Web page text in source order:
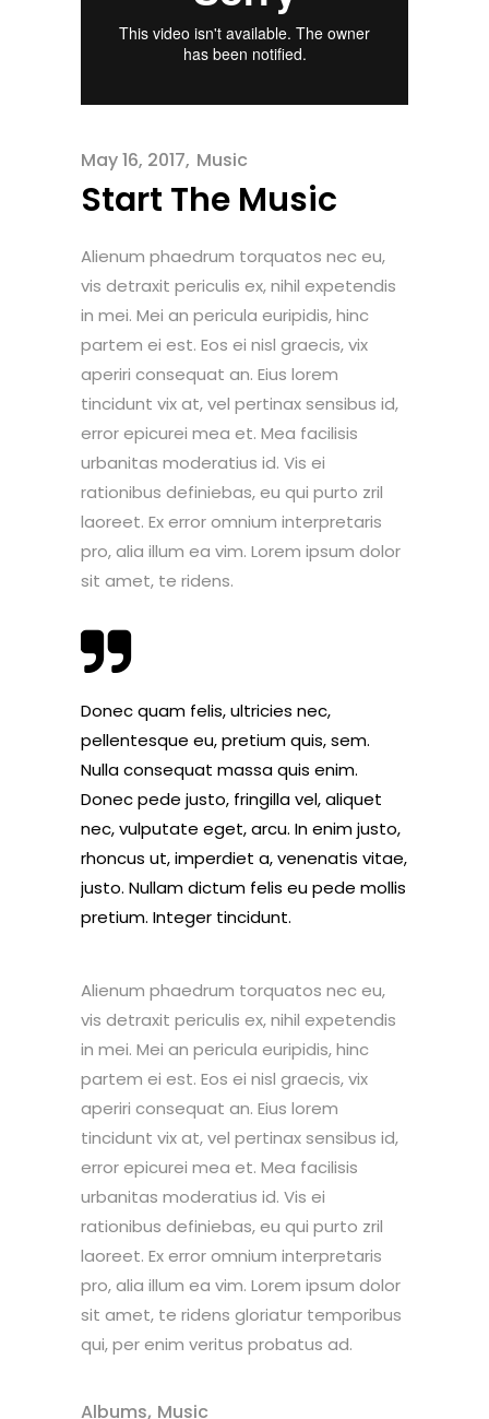
May 16, 2017 Music
Start The Music
Alienum phaedrum torquatos nec eu,
vis detraxit periculis ex, nihil expetendis
in mei. Mei an pericula euripidis, hinc
partem ei est. Eos ei nisl graecis, vix
aperiri consequat an. Eius lorem
tincidunt vix at, vel pertinax sensibus id,
error epicurei mea et. Mea facilisis
urbanitas moderatius id. Vis ei
rationibus definiebas, eu qui purto zril
laoreet. Ex error omnium interpretaris
pro, alia illum ea vim. Lorem ipsum dolor
sit amet, te ridens.
Donec quam felis, ultricies nec,
pellentesque eu, pretium quis, sem.
Nulla consequat massa quis enim.
Donec pede justo, fringilla vel, aliquet
nec, vulputate eget, arcu. In enim justo,
rhoncus ut, imperdiet a, venenatis vitae,
justo. Nullam dictum felis eu pede mollis
pretium. Integer tincidunt.
Alienum phaedrum torquatos nec eu,
vis detraxit periculis ex, nihil expetendis
in mei. Mei an pericula euripidis, hinc
partem ei est. Eos ei nisl graecis, vix
aperiri consequat an. Eius lorem
tincidunt vix at, vel pertinax sensibus id,
error epicurei mea et. Mea facilisis
urbanitas moderatius id. Vis ei
rationibus definiebas, eu qui purto zril
laoreet. Ex error omnium interpretaris
pro, alia illum ea vim. Lorem ipsum dolor
sit amet, te ridens gloriatur temporibus
qui, per enim veritus probatus ad.
Albums, Music